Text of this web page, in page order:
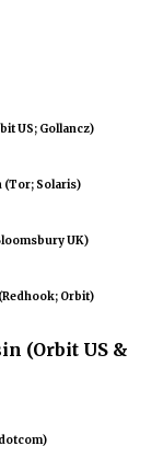
US; Gollancz)
(Tor; Solaris)
UK)
Orbit)
(Orbit US &